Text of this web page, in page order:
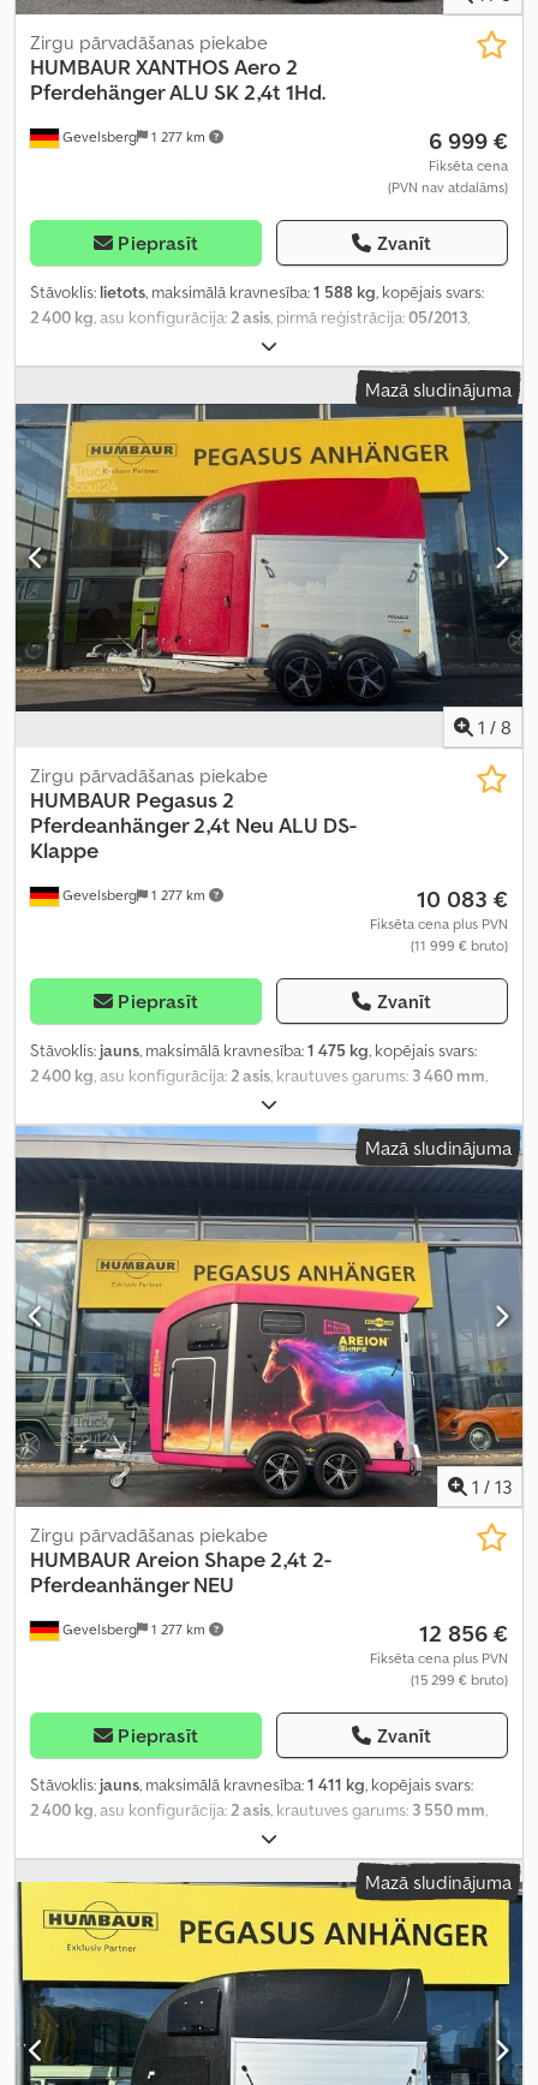
Gevelsberg 1 277 km
Zirgu pārvadāšanas piekabe
HUMBAUR XANTHOS Aero 2
Pferdehänger ALU SK 2,4t 1Hd.
6 999 €
Fiksēta cena
(PVN nav atdalāms)
Pieprasīt Zvanīt
Stāvoklis: lietots, maksimālā kravnesība:1 588 kg, kopējais svars:
2 400 kg, asu konfigurācija:2 asis, pirmā reģistrācija:05/2013,
03/2028, krautuves garums:
iekraušanas vietas platums:1 714 mm, iekraušanas telpas
2 235 mm, kopējais
augstums:2 890 mm,
Mazā sludinājuma
1 / 8
Gevelsberg 1 277 km
Zirgu pārvadāšanas piekabe
HUMBAUR Pegasus 2
Pferdeanhänger 2,4t Neu ALU DS-
Klappe
10 083 €
Fiksēta cena plus PVN
(11 999 € bruto)
Pieprasīt Zvanīt
Stāvoklis: jauns, maksimālā kravnesība:1 475 kg, kopējais svars:
2 400 kg, asu konfigurācija:2 asis, krautuves garums: 3 460 mm,
1 710 mm
augstums:2 370 mm, kopējais platums:2 235 mm, kopējais
augstums: 2 960 mm, Ražošanas gads:2026, Mazā sludinājuma
1 / 13
Gevelsberg 1 277 km
Zirgu pārvadāšanas piekabe
HUMBAUR Areion Shape 2,4t 2-
Pferdeanhänger NEU
12 856 €
Fiksēta cena plus PVN
(15 299 € bruto)
Pieprasīt Zvanīt
Stāvoklis: jauns, maksimālā kravnesība:1 411 kg, kopējais svars:
2 400 kg, asu konfigurācija:2 asis, krautuves garums: 3 550 mm,
1 700 mm
augstums:2 380 mm, kopējais platums:2 222 mm, kopējais
augstums:2 900 mm, Ražošanas gads:2026, Mazā sludinājuma